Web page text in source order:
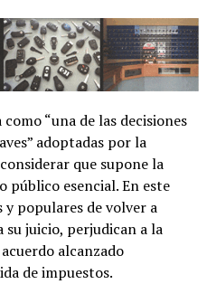
“una de las decisiones
adoptadas por la
que supone la
público esencial. En este
y populares de volver a
su juicio, perjudican a la
alcanzado
de impuestos.